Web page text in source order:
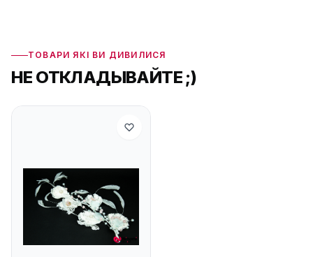
ТОВАРИ ЯКІ ВИ ДИВИЛИСЯ
НЕ ОТКЛАДЫВАЙТЕ ;)